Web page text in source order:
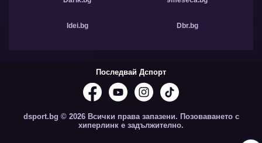
Idei.bg Dbr.bg
Последвай Дспорт
dsport.bg © 2026 Всички права запазени. Позоваването с
хиперлинк е задължително.